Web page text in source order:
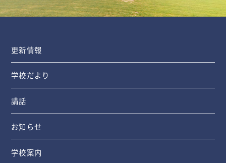
更新情報
学校だより
講話
お知らせ
学校案内